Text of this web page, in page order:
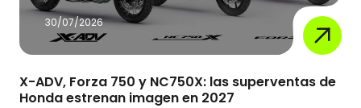
30/07/2026
X-ADV, Forza 750 y NC750X: las superventas de
Honda estrenan imagen en 2027